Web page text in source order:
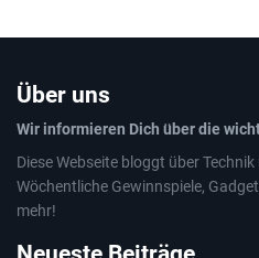
Über uns
Wir informieren Dich über die
Diese Webseite bloggt über
Wöchentliche Gewinnspiele,
mehr!